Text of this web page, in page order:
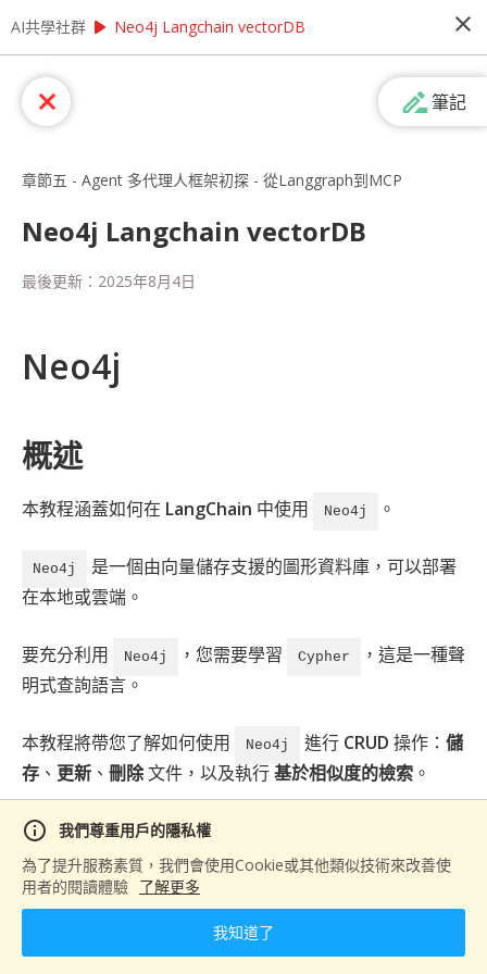
AI共學社群 play_arrow AI Agent 開發特訓營：短期實現智能自動化
AI Agent 開發特訓營：短期實現智能自
動化
升營運效率的關鍵技術。本次特訓營專注於 AI
Agent 開發，迅速帶您掌握從 LLM 到自動化
Agent 的完整技術，幫助企業打造真正能解決實際
問題的智能應用。我們將以開發智能業務助理為核
自動數據分析、多輪對話處理、任務規劃執行等企
等。 完課後，期許您將具備開發企業級 AI Agent
的實戰能力，能為企業打造真正智能化的數位勞動
力，創造顯著的商業價值。 搶先一步掌握 AI
浪潮下，AI 應用開發人才已成為企業最急需的關鍵
戰力。本次特訓營為期五天，專為期待快速跨入 AI
握企業最迫切需要的 AI 開發技能。 課程採用理論
實作並進的教學模式，除了深入淺出地講解
發。學員將在業界資深導師指導下，親手開發企業
級應用，如智能客服系統、自動化數據分析平台
等。這些實戰經驗，正是企業最看重的實務能力。
術實力，為企業帶來真正的數位轉型價值，同時也
為自己開創更寬廣的職涯發展空間。 立即報名，
與我們一起站上 AI 浪潮的浪頭！ #AI培訓 #企業
people_alt
info
我們尊重用戶的隱私權
為了提升服務素質，我們會使用Cookie或其他類似技術來改善使
用者的閱讀體驗 了解更多
我知道了
AI共學社群 play_arrow Neo4j Langchain vectorDB close
close drive_file_rename_outline筆記
章節五 - Agent 多代理人框架初探 - 從Langgraph到MCP
Neo4j Langchain vectorDB
最後更新： 2025年8月4日
Neo4j
概述
本教程涵蓋如何在 LangChain 中使用 Neo4j 。
Neo4j
是一個由向量儲存支援的圖形資料庫，可以部署
在本地或雲端。
要充分利用 Neo4j ，您需要學習 Cypher
，這是一種聲
明式查詢語言。
本教程將帶您了解如何使用 Neo4j 進行 CRUD 操作： 儲
存 、 更新 、 刪除文件，以及執行基於相似度的檢索 。
目錄
概述
什麼是 Neo4j？